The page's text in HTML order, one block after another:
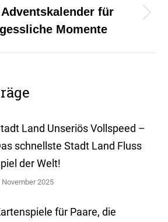
für
Momente
Land Unseriös Vollspeed –
schnellste Stadt Land Fluss
der Welt!
November 2025
für Paare, die